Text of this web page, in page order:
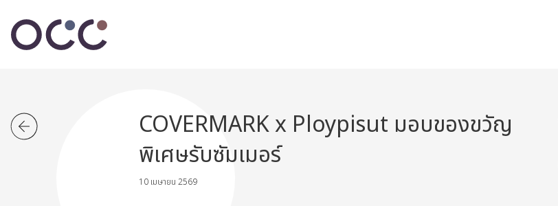
COVERMARK x Ploypisut มอบของขวัญ
พิเศษรับซัมเมอร์
10 เมษายน 2569